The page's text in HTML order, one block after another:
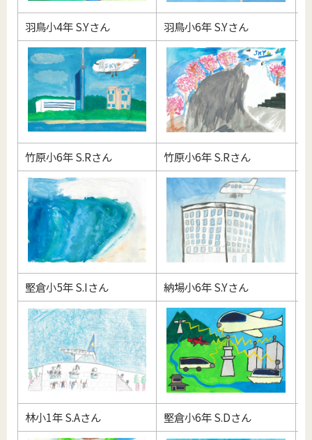
羽鳥小4年 S.Yさん 羽鳥小6年 S.Yさん
竹原小6年 S.Rさん 竹原小6年 S.Rさん
堅倉小5年 S.Iさん 納場小6年 S.Yさん
林小1年 S.Aさん 堅倉小6年 S.Dさん